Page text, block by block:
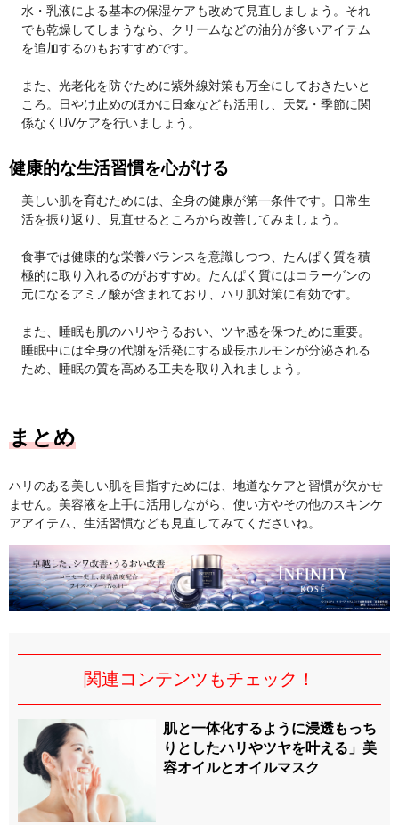
水・乳液による基本の保湿ケアも改めて見直しましょう。それ
でも乾燥してしまうなら、クリームなどの油分が多いアイテム
を追加するのもおすすめです。
また、光老化を防ぐために紫外線対策も万全にしておきたいと
ころ。日やけ止めのほかに日傘なども活用し、天気・季節に関
係なくUVケアを行いましょう。
健康的な生活習慣を心がける
美しい肌を育むためには、全身の健康が第一条件です。日常生
活を振り返り、見直せるところから改善してみましょう。
食事では健康的な栄養バランスを意識しつつ、たんぱく質を積
極的に取り入れるのがおすすめ。たんぱく質にはコラーゲンの
元になるアミノ酸が含まれており、ハリ肌対策に有効です。
また、睡眠も肌のハリやうるおい、ツヤ感を保つために重要。
睡眠中には全身の代謝を活発にする成長ホルモンが分泌される
ため、睡眠の質を高める工夫を取り入れましょう。
まとめ
ハリのある美しい肌を目指すためには、地道なケアと習慣が欠かせ
ません。美容液を上手に活用しながら、使い方やその他のスキンケ
アアイテム、生活習慣なども見直してみてくださいね。
関連コンテンツもチェック！
肌と一体化するように浸透もっち
りとしたハリやツヤを叶える」美
容オイルとオイルマスク